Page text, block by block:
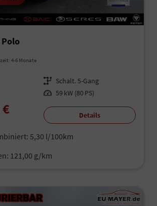
4-6 Monate
Getriebe Schalt. 5-Gang
Leistung 59 kW (80 PS)
Details
5,30 l/100km
121,00 g/km